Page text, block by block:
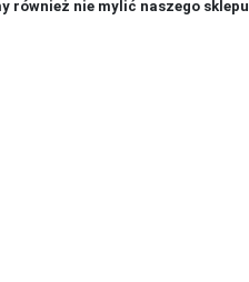
również nie mylić naszego